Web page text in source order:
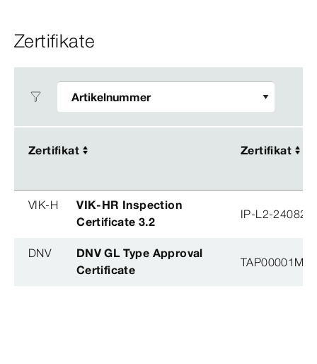
Zertifikate
Zertifikat Zertifikat
Zertifikat Zertifikat
VIK-H
VIK-HR Inspection
Certificate 3.2
IP-L2-
DNV
DNV GL Type Approval
Certificate
TAP00001M5,